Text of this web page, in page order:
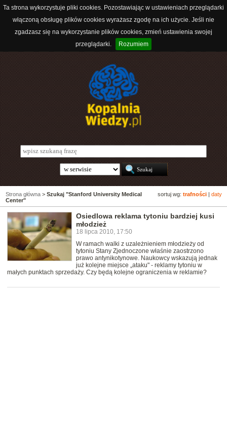
Ta strona wykorzystuje pliki cookies. Pozostawiając w ustawieniach przeglądarki
włączoną obsługę plików cookies wyrażasz zgodę na ich użycie. Jeśli nie
zgadzasz się na wykorzystanie plików cookies, zmień ustawienia swojej
przeglądarki.
Rozumiem
sortuj wg: trafności daty
Strona główna > Szukaj "Stanford University Medical
Center"
Osiedlowa reklama tytoniu bardziej kusi
młodzież
18 lipca 2010, 17:50
W ramach walki z uzależnieniem młodzieży od
tytoniu Stany Zjednoczone właśnie zaostrzono
prawo antynikotynowe. Naukowcy wskazują jednak
już kolejne miejsce „ataku" - reklamy tytoniu w
małych punktach sprzedaży. Czy będą kolejne ograniczenia w reklamie?